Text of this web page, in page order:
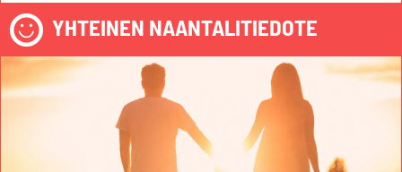
YHTEINEN NAANTALITIEDOTE